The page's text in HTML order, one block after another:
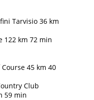
Tarvisio 36 km
122 km 72 min
45 km 40
Club
59 min